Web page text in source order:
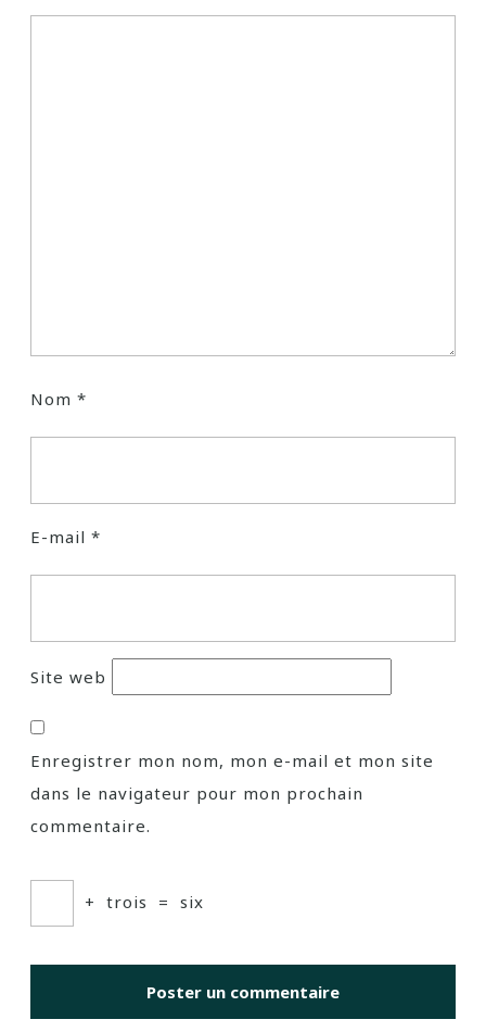
Nom *
E-mail *
Site web
Enregistrer mon nom, mon e-mail et mon site
dans le navigateur pour mon prochain
commentaire.
+ trois = six